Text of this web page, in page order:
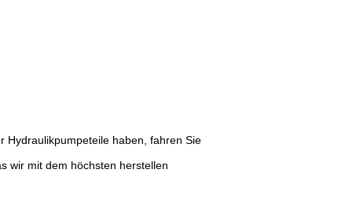
Hydraulikpumpeteile haben, fahren Sie
wir mit dem höchsten herstellen